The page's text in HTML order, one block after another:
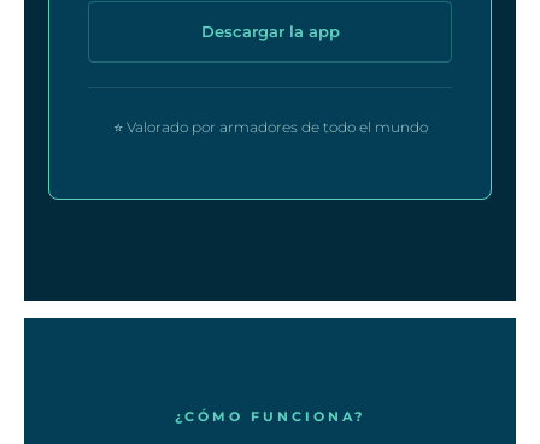
Descargar la app
⭐ Valorado por armadores de todo el mundo
¿CÓMO FUNCIONA?